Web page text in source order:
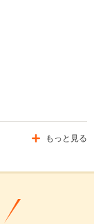
もっと見る